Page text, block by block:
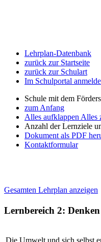
Lehrplan-Datenbank
zurück zur Startseite
zurück zur Schulart
Im Schulportal
Schule mit dem
zum Anfang
Alles aufklappen Alles
Anzahl der Lernziele
Dokument als PDF
Kontaktformular
Gesamten Lehrplan anzeigen
Lernbereich 2: Denken
Die Umwelt und sich selbst